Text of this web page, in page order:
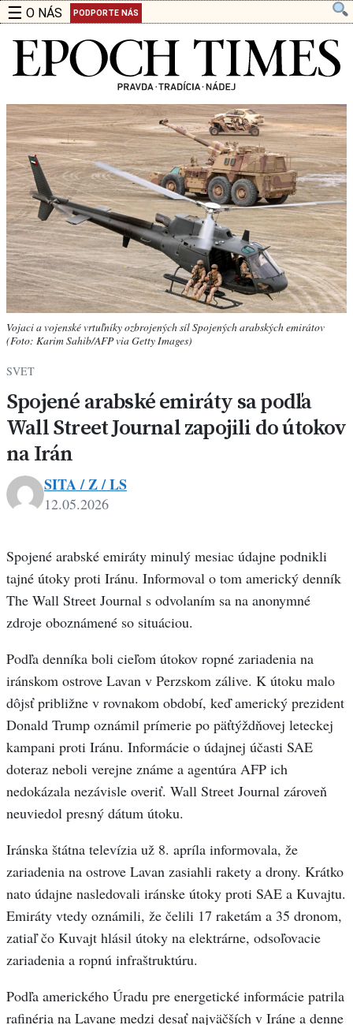
☰ O NÁS PODPORTE NÁS
Vojaci a vojenské vrtuľníky ozbrojených síl Spojených arabských emirátov
(Foto: Karim Sahib/AFP via Getty Images)
SVET
Spojené arabské emiráty sa podľa
Wall Street Journal zapojili do útokov
na Irán
SITA / Z / LS
12.05.2026
Spojené arabské emiráty minulý mesiac údajne podnikli
tajné útoky proti Iránu. Informoval o tom americký denník
The Wall Street Journal s odvolaním sa na anonymné
zdroje oboznámené so situáciou.
Podľa denníka boli cieľom útokov ropné zariadenia na
iránskom ostrove Lavan v Perzskom zálive. K útoku malo
dôjsť približne v rovnakom období, keď americký prezident
Donald Trump oznámil prímerie po päťtýždňovej leteckej
kampani proti Iránu. Informácie o údajnej účasti SAE
doteraz neboli verejne známe a agentúra AFP ich
nedokázala nezávisle overiť. Wall Street Journal zároveň
neuviedol presný dátum útoku.
Iránska štátna televízia už 8. apríla informovala, že
zariadenia na ostrove Lavan zasiahli rakety a drony. Krátko
nato údajne nasledovali iránske útoky proti SAE a Kuvajtu.
Emiráty vtedy oznámili, že čelili 17 raketám a 35 dronom,
zatiaľ čo Kuvajt hlásil útoky na elektrárne, odsoľovacie
zariadenia a ropnú infraštruktúru.
Podľa amerického Úradu pre energetické informácie patrila
rafinéria na Lavane medzi desať najväčších v Iráne a denne